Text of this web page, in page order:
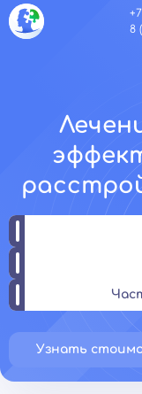
8
Узнать